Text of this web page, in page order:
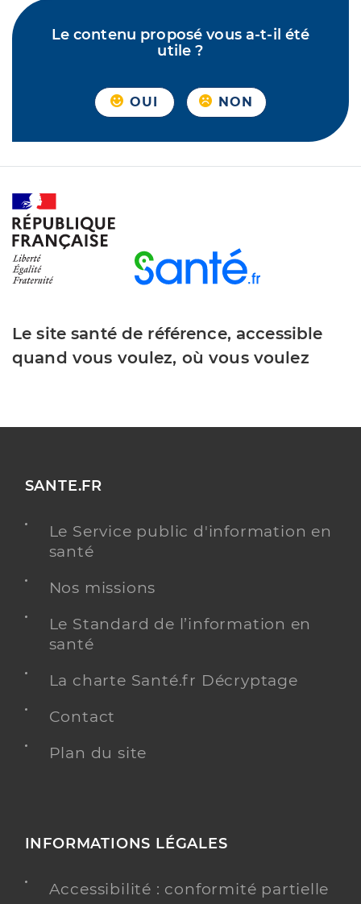
Le contenu proposé vous a-t-il été
utile ?
OUI NON
Le site santé de référence, accessible
quand vous voulez, où vous voulez
SANTE.FR
Le Service public d'information en
santé
Nos missions
Le Standard de l’information en
santé
La charte Santé.fr Décryptage
Contact
Plan du site
INFORMATIONS LÉGALES
Accessibilité : conformité partielle